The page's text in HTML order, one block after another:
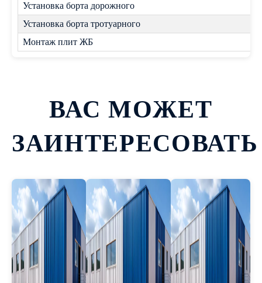
Установка борта дорожного
Установка борта тротуарного
Монтаж плит ЖБ
ВАС МОЖЕТ
ЗАИНТЕРЕСОВАТЬ